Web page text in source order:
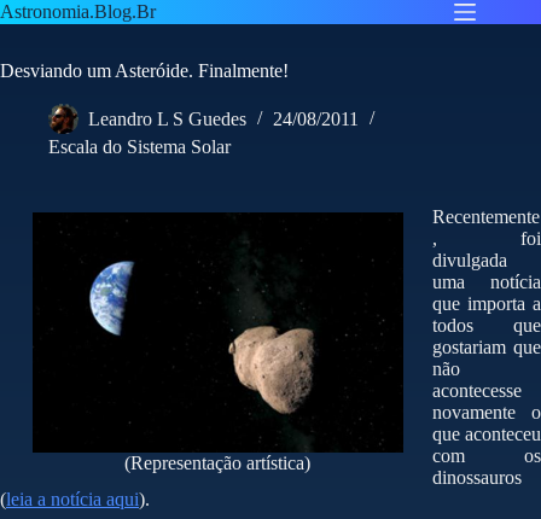
Pular
para
conteúdo
Astronomia.Blog.Br
Desviando um Asteróide. Finalmente!
Leandro L S Guedes
24/08/2011
Escala do Sistema Solar
(Representação artística)
Recentemente
, foi
divulgada
uma notícia
que importa a
todos que
gostariam que
não
acontecesse
novamente o
que aconteceu
com os
dinossauros
(leia a notícia aqui).